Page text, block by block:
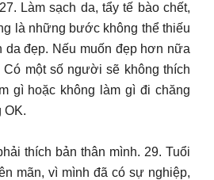
Làm sạch da, tẩy tế bào chết,
là những bước không thể thiếu
da đẹp. Nếu muốn đẹp hơn nữa
Có một số người sẽ không thích
gì hoặc không làm gì đi chăng
OK.
thích bản thân mình. 29. Tuổi
mãn, vì mình đã có sự nghiệp,